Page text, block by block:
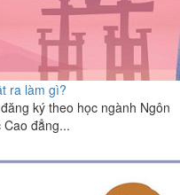
ra làm gì?
ký theo học ngành Ngôn
đẳng...